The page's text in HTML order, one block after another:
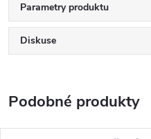
Parametry produktu
Diskuse